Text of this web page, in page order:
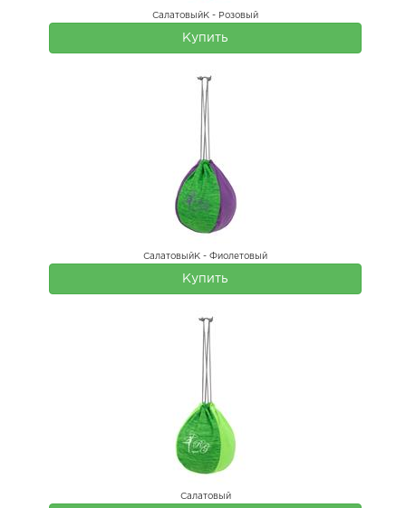
СалатовыйК - Розовый
Купить
СалатовыйК - Фиолетовый
Купить
Салатовый